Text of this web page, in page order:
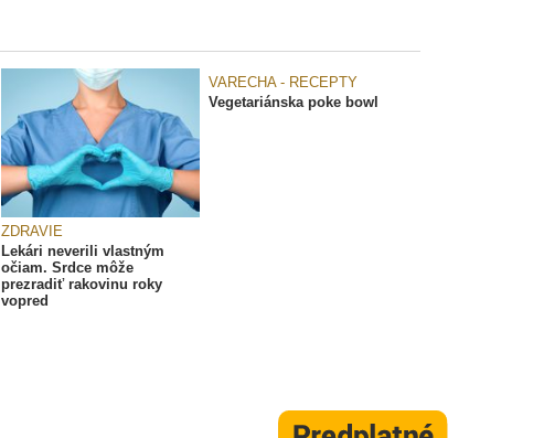
ZDRAVIE
Lekári neverili vlastným
očiam. Srdce môže
prezradiť rakovinu roky
vopred
VARECHA - RECEPTY
Vegetariánska poke bowl